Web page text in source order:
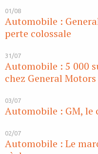
01/08
Automobile :
perte colossale
31/07
Automobile : 5 000
chez General Motors
03/07
Automobile : GM, le
02/07
Automobile : Le